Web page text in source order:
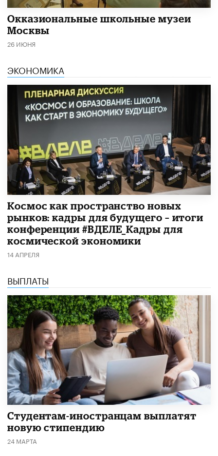
​Окказиональные школьные музеи
Москвы
26 ИЮНЯ
ЭКОНОМИКА
Космос как пространство новых
рынков: кадры для будущего – итоги
конференции #ВДЕЛЕ_Кадры для
космической экономики
14 АПРЕЛЯ
ВЫПЛАТЫ
Студентам-иностранцам выплатят
новую стипендию
24 МАРТА